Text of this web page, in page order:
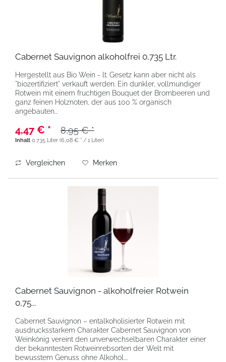
Cabernet Sauvignon alkoholfrei 0,735 Ltr.
Hergestellt aus Bio Wein - lt. Gesetz kann aber nicht als
"biozertifiziert" verkauft werden. Ein dunkler, vollmundiger
Rotwein mit einem fruchtigen Bouquet der Brombeeren und
ganz feinen Holznoten, der aus 100 % organisch
angebauten...
4,47 € * 8,95 € *
Inhalt 0.735 Liter (6,08 € * / 1 Liter)
Vergleichen Merken
Cabernet Sauvignon - alkoholfreier Rotwein
0,75...
Cabernet Sauvignon – entalkoholisierter Rotwein mit
ausdrucksstarkem Charakter Cabernet Sauvignon von
Weinkönig vereint den unverwechselbaren Charakter einer
der bekanntesten Rotweinrebsorten der Welt mit
bewusstem Genuss ohne Alkohol....